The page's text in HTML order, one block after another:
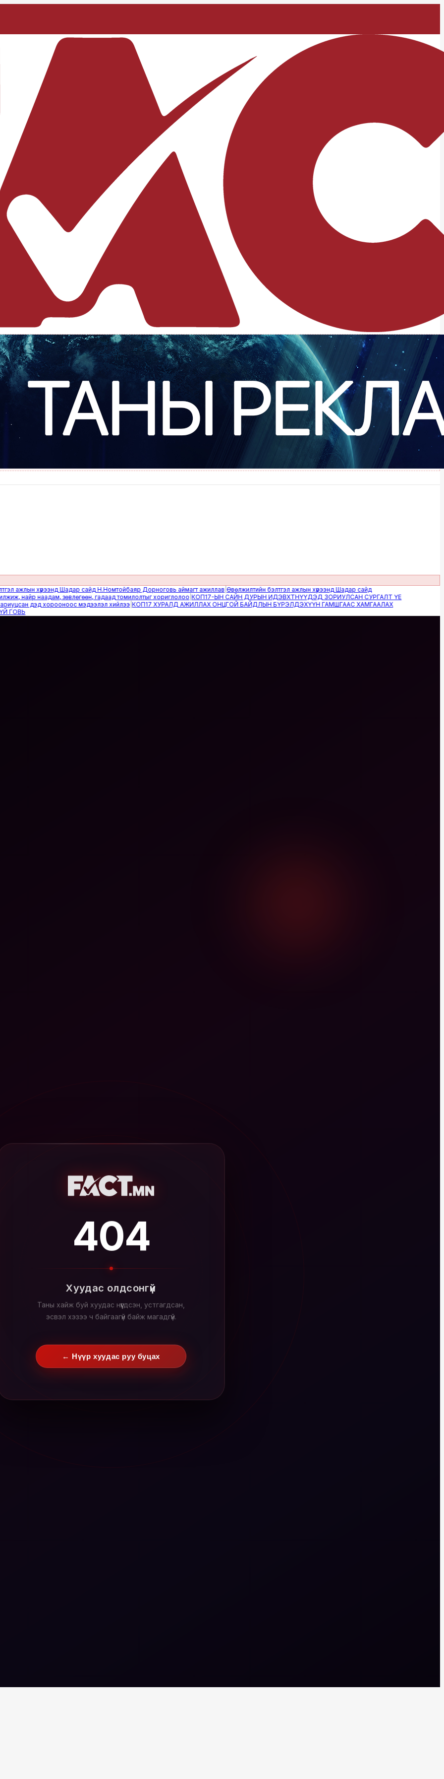
хүрээнд Шадар сайд Н.Номтойбаяр Дорноговь аймагт ажиллав|Өвөлжилтийн бэлтгэл ажлын хүрээнд Шадар сайд
наадам, зөвлөгөөн, гадаад томилолтыг хориглолоо|КОП17-ЫН САЙН ДУРЫН ИДЭВХТНҮҮДЭД ЗОРИУЛСАН СУРГАЛТ ҮЕ
дэд хорооноос мэдээлэл хийлээ|КОП17 ХУРАЛД АЖИЛЛАХ ОНЦГОЙ БАЙДЛЫН БҮРЭЛДЭХҮҮН ГАМШГААС ХАМГААЛАХ
404
Хуудас олдсонгүй
Таны хайж буй хуудас нүүгдсэн, устгагдсан,
эсвэл хэзээ ч байгаагүй байж магадгүй.
← Нүүр хуудас руу буцах